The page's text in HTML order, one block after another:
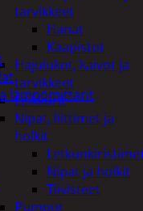
tarvikkeet
Hanat
Kaapistot
Hajulukot, kaivot ja
tarvikkeet
Leikkurit
Nipat, liittimet ja
holkit
Nipat ja holkit
Tiivisteet
Pumput
lämpömittarit